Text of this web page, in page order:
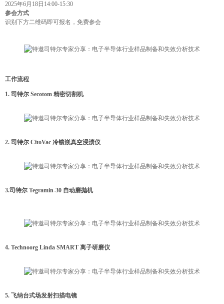
2025年6月18日14:00-15:30
参会方式
识别下方二维码即可报名，免费参会
工作流程
1. 司特尔 Secotom 精密切割机
2. 司特尔 CitoVac 冷镶嵌真空浸渍仪
3.司特尔 Tegramin-30 自动磨抛机
4. Technoorg Linda SMART 离子研磨仪
5. 飞纳台式场发射扫描电镜